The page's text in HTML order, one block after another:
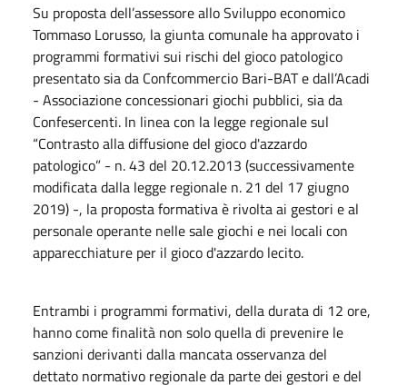
Su proposta dell’assessore allo Sviluppo economico
Tommaso Lorusso, la giunta comunale ha approvato i
programmi formativi sui rischi del gioco patologico
presentato sia da Confcommercio Bari-BAT e dall’Acadi
- Associazione concessionari giochi pubblici, sia da
Confesercenti. In linea con la legge regionale sul
“Contrasto alla diffusione del gioco d'azzardo
patologico” - n. 43 del 20.12.2013 (successivamente
modificata dalla legge regionale n. 21 del 17 giugno
2019) -, la proposta formativa è rivolta ai gestori e al
personale operante nelle sale giochi e nei locali con
apparecchiature per il gioco d'azzardo lecito.
Entrambi i programmi formativi, della durata di 12 ore,
hanno come finalità non solo quella di prevenire le
sanzioni derivanti dalla mancata osservanza del
dettato normativo regionale da parte dei gestori e del